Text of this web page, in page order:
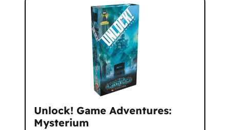
Unlock! Game Adventures:
Mysterium